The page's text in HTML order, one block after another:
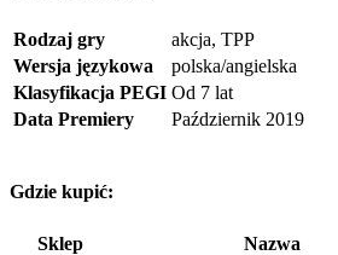
Rodzaj gry
akcja, TPP
Wersja językowa
polska/angielska
Klasyfikacja PEGI Od 7 lat
Data Premiery
Październik 2019
Gdzie kupić:
Sklep Nazwa